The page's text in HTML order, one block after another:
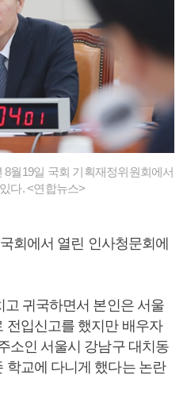
8월19일 국회 기획재정위원회에서
다. <연합뉴스>
회에서 열린 인사청문회에
귀국하면서 본인은 서울
전입신고를 했지만 배우자
소인 서울시 강남구 대치동
학교에 다니게 했다는 논란